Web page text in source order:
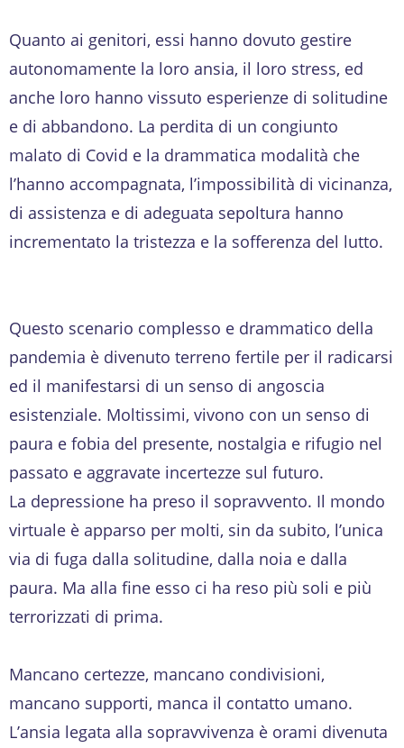
Quanto ai genitori, essi hanno dovuto gestire
autonomamente la loro ansia, il loro stress, ed
anche loro hanno vissuto esperienze di solitudine
e di abbandono. La perdita di un congiunto
malato di Covid e la drammatica modalità che
l’hanno accompagnata, l’impossibilità di vicinanza,
di assistenza e di adeguata sepoltura hanno
incrementato la tristezza e la sofferenza del lutto.
Questo scenario complesso e drammatico della
pandemia è divenuto terreno fertile per il radicarsi
ed il manifestarsi di un senso di angoscia
esistenziale. Moltissimi, vivono con un senso di
paura e fobia del presente, nostalgia e rifugio nel
passato e aggravate incertezze sul futuro.
La depressione ha preso il sopravvento. Il mondo
virtuale è apparso per molti, sin da subito, l’unica
via di fuga dalla solitudine, dalla noia e dalla
paura. Ma alla fine esso ci ha reso più soli e più
terrorizzati di prima.
Mancano certezze, mancano condivisioni,
mancano supporti, manca il contatto umano.
L’ansia legata alla sopravvivenza è orami divenuta